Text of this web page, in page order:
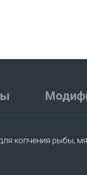
копчения рыбы,